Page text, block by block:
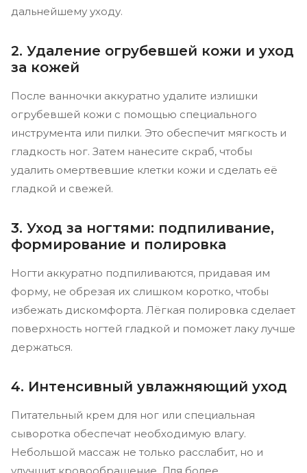
дальнейшему уходу.
2. Удаление огрубевшей кожи и уход
за кожей
После ванночки аккуратно удалите излишки
огрубевшей кожи с помощью специального
инструмента или пилки. Это обеспечит мягкость и
гладкость ног. Затем нанесите скраб, чтобы
удалить омертвевшие клетки кожи и сделать её
гладкой и свежей.
3. Уход за ногтями: подпиливание,
формирование и полировка
Ногти аккуратно подпиливаются, придавая им
форму, не обрезая их слишком коротко, чтобы
избежать дискомфорта. Лёгкая полировка сделает
поверхность ногтей гладкой и поможет лаку лучше
держаться.
4. Интенсивный увлажняющий уход
Питательный крем для ног или специальная
сыворотка обеспечат необходимую влагу.
Небольшой массаж не только расслабит, но и